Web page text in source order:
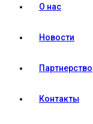
О нас
Новости
Партнерство
Контакты